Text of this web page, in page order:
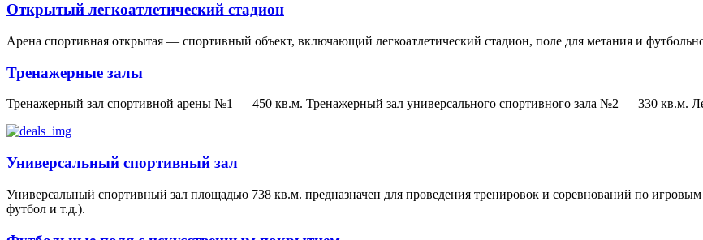
Открытый легкоатлетический стадион
Арена спортивная открытая — спортивный объект, включающий легкоатлетический стадион, поле для метания и
Тренажерные залы
Тренажерный зал спортивной арены №1 — 450 кв.м. Тренажерный зал универсального спортивного зала №2 — 330 кв.м.
Универсальный спортивный зал
Универсальный спортивный зал площадью 738 кв.м. предназначен для проведения тренировок и соревнований по
футбол и т.д.).